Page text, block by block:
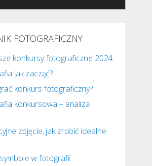
FOTOGRAFICZNY
konkursy fotograficzne 2024
jak zacząć?
konkurs fotograficzny?
konkursowa – analiza
zdjęcie, jak zrobić idealne
w fotografii